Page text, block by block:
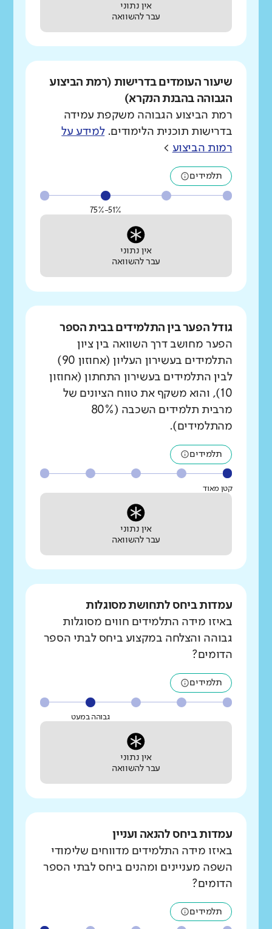
אין נתוני
עבר להשוואה
שיעור העומדים בדרישות (רמת הביצוע
הגבוהה בהבנת הנקרא)
רמת הביצוע הגבוהה משקפת עמידה
בדרישות תוכנית הלימודים.למידע על
רמות הביצוע >
תלמידים
51%-75%
אין נתוני
עבר להשוואה
גודל הפער בין התלמידים בבית הספר
הפער מחושב דרך השוואה בין ציון
התלמידים בעשירון העליון (אחוזון 90)
לבין התלמידים בעשירון התחתון (אחוזון
10), והוא משקף את טווח הציונים של
מרבית תלמידים השכבה (80%
מהתלמידים).
תלמידים
קטן מאוד
אין נתוני
עבר להשוואה
עמדות ביחס לתחושת מסוגלות
באיזו מידה התלמידים חווים מסוגלות
גבוהה והצלחה במקצוע ביחס לבתי הספר
הדומים?
תלמידים
גבוהה במעט
אין נתוני
עבר להשוואה
עמדות ביחס להנאה ועניין
באיזו מידה התלמידים מדווחים שלימודי
השפה מעניינים ומהנים ביחס לבתי הספר
הדומים?
תלמידים